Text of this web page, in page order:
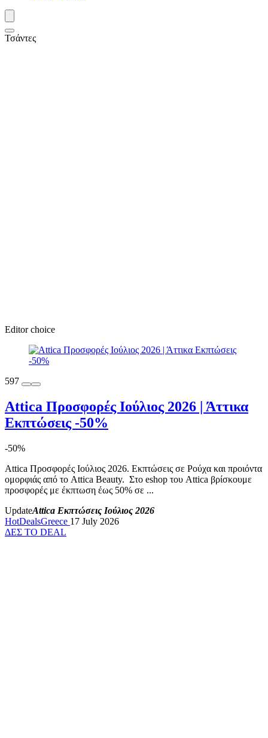
Τσάντες
Editor choice
597
Attica Προσφορές Ιούλιος 2026 | Άττικα
Εκπτώσεις -50%
-50%
Attica Προσφορές Ιούλιος 2026. Εκπτώσεις σε Ρούχα και προιόντα
ομορφιάς από το Attica Beauty. Στο eshop του Attica βρίσκουμε
προσφορές με έκπτωση έως 50% σε ...
UpdateAttica Εκπτώσεις Ιούλιος 2026
HotDealsGreece 17 July 2026
ΔΕΣ ΤΟ DEAL